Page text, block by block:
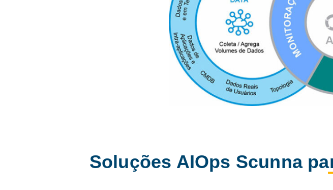
Soluções AIOps Scunna